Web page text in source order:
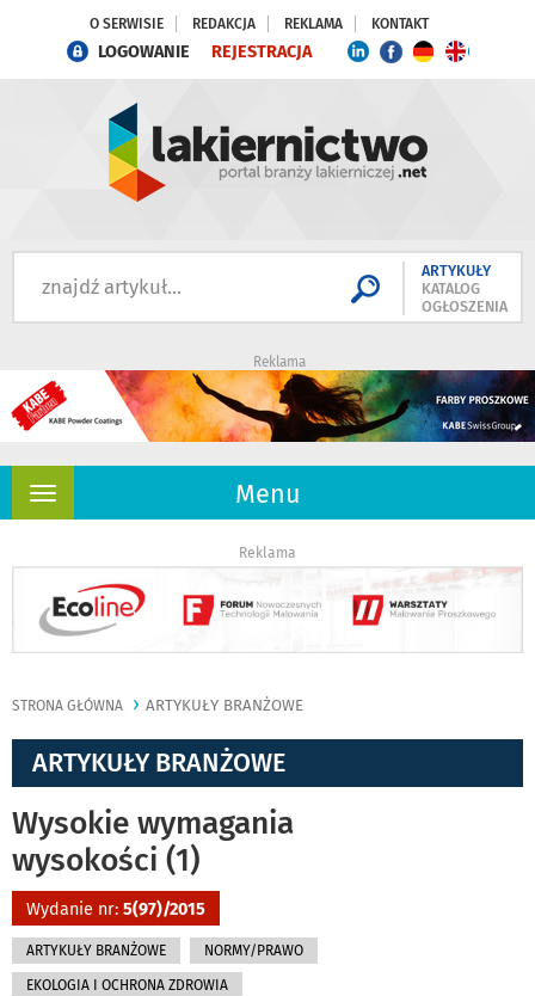
O SERWISIE REDAKCJA REKLAMA KONTAKT
LOGOWANIE REJESTRACJA
ARTYKUŁY
KATALOG
OGŁOSZENIA
Reklama
Menu
Rozwiń
Reklama
STRONA GŁÓWNA ARTYKUŁY BRANŻOWE
ARTYKUŁY BRANŻOWE
Wysokie wymagania
wysokości (1)
Wydanie nr: 5(97)/2015
ARTYKUŁY BRANŻOWE NORMY/PRAWO
EKOLOGIA I OCHRONA ZDROWIA